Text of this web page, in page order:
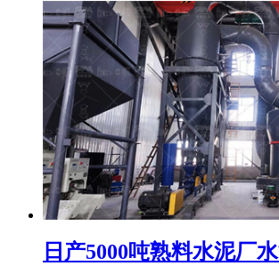
日产5000吨熟料水泥厂